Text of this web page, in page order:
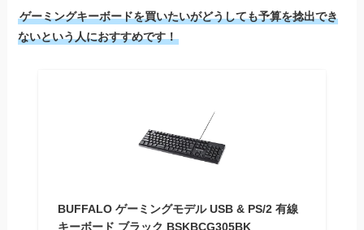
ゲーミングキーボードを買いたいがどうしても予算を捻出でき
ないという人におすすめです！
BUFFALO ゲーミングモデル USB & PS/2 有線
キーボード ブラック BSKBCG305BK